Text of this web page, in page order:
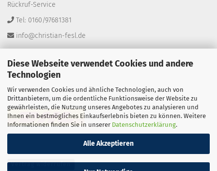
Diese Webseite verwendet Cookies und andere
Technologien
Wir verwenden Cookies und ähnliche Technologien, auch von
Drittanbietern, um die ordentliche Funktionsweise der Website zu
gewährleisten, die Nutzung unseres Angebotes zu analysieren und
Ihnen ein bestmögliches Einkaufserlebnis bieten zu können. Weitere
Informationen finden Sie in unserer Datenschutzerklärung.
Alle Akzeptieren
Rückruf-Service
Tel: 0160/97681381
info@christian-fesl.de
Versandpartner
Vertrag widerrufen